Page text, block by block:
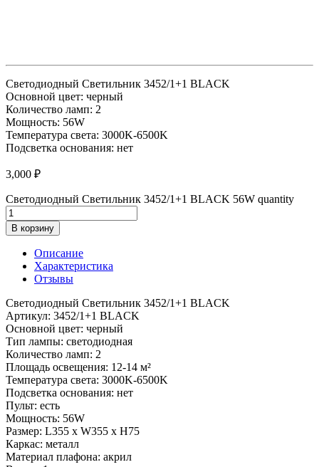
Светодиодный Светильник 3452/1+1 BLACK
Основной цвет: черный
Количество ламп: 2
Мощность: 56W
Температура света: 3000K-6500K
Подсветка основания: нет
3,000 ₽
Светодиодный Светильник 3452/1+1 BLACK 56W quantity
В корзину
Описание
Характеристика
Отзывы
Светодиодный Светильник 3452/1+1 BLACK
Артикул: 3452/1+1 BLACK
Основной цвет: черный
Тип лампы: светодиодная
Количество ламп: 2
Площадь освещения: 12-14 м²
Температура света: 3000K-6500K
Подсветка основания: нет
Пульт: есть
Мощность: 56W
Размер: L355 x W355 x H75
Каркас: металл
Материал плафона: акрил